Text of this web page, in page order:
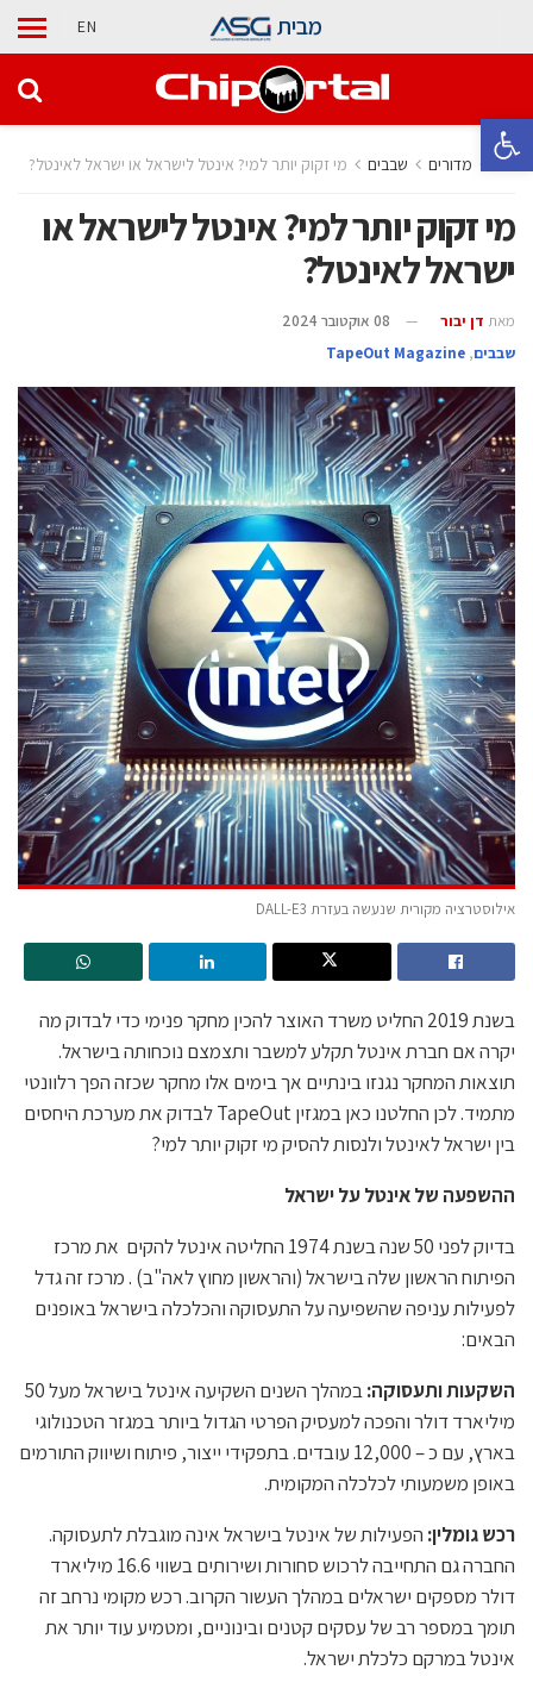
פתח סרגל נגישות
מבית EN
בית מדורים ‫שבבים‬ מי זקוק יותר למי? אינטל לישראל או ישראל לאינטל?
מי זקוק יותר למי? אינטל לישראל או
ישראל לאינטל?
מאת דן יבור
08 אוקטובר 2024
‫שבבים‬,
TapeOut Magazine
אילוסטרציה מקורית שנעשה בעזרת DALL-E3
בשנת 2019 החליט משרד האוצר להכין מחקר פנימי כדי לבדוק מה
יקרה אם חברת אינטל תקלע למשבר ותצמצם נוכחותה בישראל.
תוצאות המחקר נגנזו בינתיים אך בימים אלו מחקר שכזה הפך רלוונטי
מתמיד. לכן החלטנו כאן במגזין TapeOut לבדוק את מערכת היחסים
בין ישראל לאינטל ולנסות להסיק מי זקוק יותר למי?
ההשפעה של אינטל על ישראל
בדיוק לפני 50 שנה בשנת 1974 החליטה אינטל להקים את מרכז
הפיתוח הראשון שלה בישראל (והראשון מחוץ לאה"ב) . מרכז זה גדל
לפעילות עניפה שהשפיעה על התעסוקה והכלכלה בישראל באופנים
הבאים:
השקעות ותעסוקה:
במהלך השנים השקיעה אינטל בישראל מעל 50
מיליארד דולר והפכה למעסיק הפרטי הגדול ביותר במגזר הטכנולוגי
בארץ, עם כ – 12,000 עובדים. בתפקידי ייצור, פיתוח ושיווק התורמים
באופן משמעותי לכלכלה המקומית.
רכש גומלין: הפעילות של אינטל בישראל אינה מוגבלת לתעסוקה.
החברה גם התחייבה לרכוש סחורות ושירותים בשווי 16.6 מיליארד
דולר מספקים ישראלים במהלך העשור הקרוב. רכש מקומי נרחב זה
תומך במספר רב של עסקים קטנים ובינוניים, ומטמיע עוד יותר את
אינטל במרקם כלכלת ישראל.